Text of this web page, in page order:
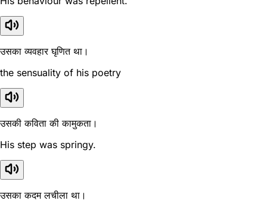
उसका व्यवहार घृणित था।
the sensuality of his poetry
उसकी कविता की कामुकता।
His step was springy.
उसका कदम लचीला था।